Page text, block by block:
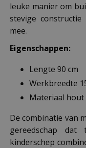
leuke manier om
stevige
mee.
Eigenschappen:
Lengte 90 cm
Werkbreedte
Materiaal
De combinatie van
gereedschap
kinderschep